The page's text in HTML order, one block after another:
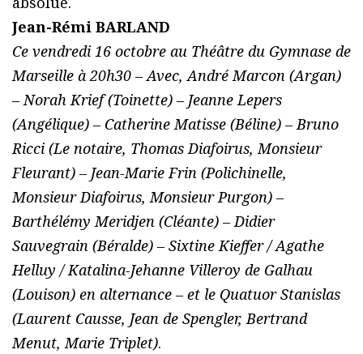
Jean-Rémi BARLAND
Ce vendredi 16 octobre au Théâtre du Gymnase de
Marseille à 20h30 – Avec, André Marcon (Argan)
– Norah Krief (Toinette) – Jeanne Lepers
(Angélique) – Catherine Matisse (Béline) – Bruno
Ricci (Le notaire, Thomas Diafoirus, Monsieur
Fleurant) – Jean-Marie Frin (Polichinelle,
Monsieur Diafoirus, Monsieur Purgon) –
Barthélémy Meridjen (Cléante) – Didier
Sauvegrain (Béralde) – Sixtine Kieffer / Agathe
Helluy / Katalina-Jehanne Villeroy de Galhau
(Louison) en alternance – et le Quatuor Stanislas
(Laurent Causse, Jean de Spengler, Bertrand
Menut, Marie Triplet).